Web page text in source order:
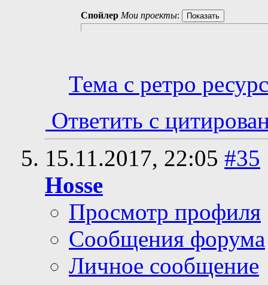
Спойлер Мои проекты:
Тема с ретро
Ответить с
15.11.2017, 22:05 #35
Hosse
Просмотр профиля
Сообщения форума
Личное сообщение